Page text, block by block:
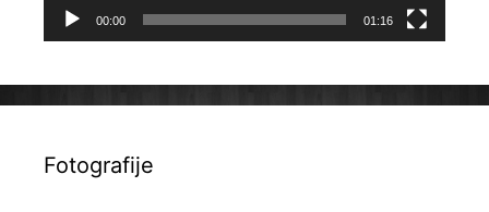
00:00 01:16
Fotografije